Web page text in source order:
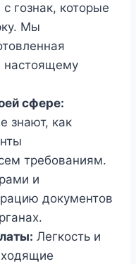
гознак, которые
Мы
настоящему
сфере:
знают, как
требованиям.
и
документов
Легкость и